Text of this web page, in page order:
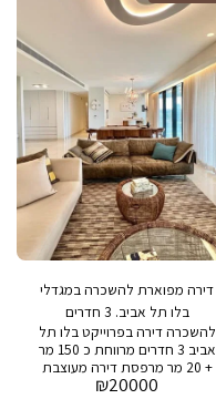
דירה מפוארת להשכרה במגדלי
בלו תל אביב. 3 חדרים
להשכרה דירה בפרוייקט בלו תל
אביב 3 חדרים מרווחת כ 150 מר
+ 20 מר מרפסת דירה מעוצבת
ומרוהטת קומפלט מחיר מבוקש:
₪20000